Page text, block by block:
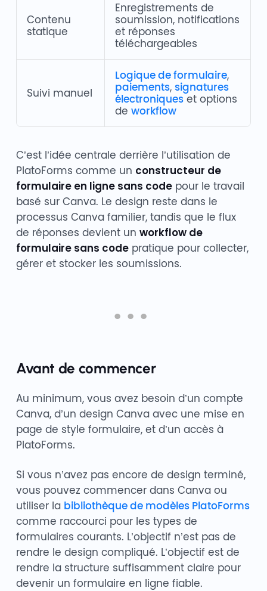
Contenu
statique
Enregistrements de
soumission, notifications
et réponses
téléchargeables
Suivi manuel
Logique de formulaire,
paiements, signatures
électroniqueset options
de workflow
C’est l’idée centrale derrière l’utilisation de
PlatoForms comme un constructeur de
formulaire en ligne sans codepour le travail
basé sur Canva. Le design reste dans le
processus Canva familier, tandis que le flux
de réponses devient un workflow de
formulaire sans codepratique pour collecter,
gérer et stocker les soumissions.
Avant de commencer
Au minimum, vous avez besoin d’un compte
Canva, d’un design Canva avec une mise en
page de style formulaire, et d’un accès à
PlatoForms.
Si vous n’avez pas encore de design terminé,
vous pouvez commencer dans Canva ou
utiliser la bibliothèque de modèles PlatoForms
comme raccourci pour les types de
formulaires courants. L’objectif n’est pas de
rendre le design compliqué. L’objectif est de
rendre la structure suffisamment claire pour
devenir un formulaire en ligne fiable.